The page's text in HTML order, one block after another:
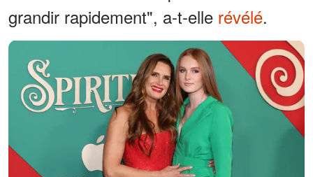
grandir rapidement", a-t-elle révélé.